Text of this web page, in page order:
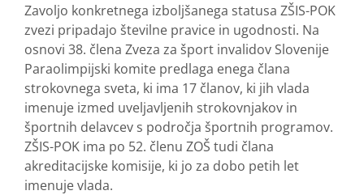
Zavoljo konkretnega izboljšanega statusa ZŠIS-POK
zvezi pripadajo številne pravice in ugodnosti. Na
osnovi 38. člena Zveza za šport invalidov Slovenije
Paraolimpijski komite predlaga enega člana
strokovnega sveta, ki ima 17 članov, ki jih vlada
imenuje izmed uveljavljenih strokovnjakov in
športnih delavcev s področja športnih programov.
ZŠIS-POK ima po 52. členu ZOŠ tudi člana
akreditacijske komisije, ki jo za dobo petih let
imenuje vlada.